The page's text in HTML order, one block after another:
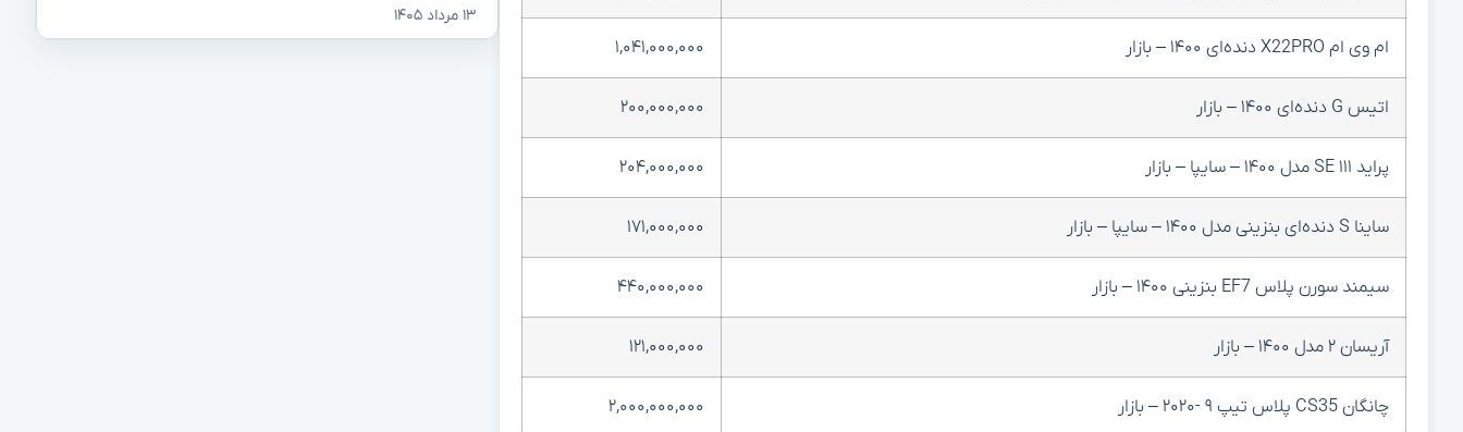
۱۳ مرداد ۱۴۰۵
ام وی ام X22PRO دنده‌ای ۱۴۰۰ – بازار ۱,۰۴۱,۰۰۰,۰۰۰
اتیس G دنده‌ای ۱۴۰۰ – بازار ۲۰۰,۰۰۰,۰۰۰
پراید SE ۱۱۱ مدل ۱۴۰۰ – سایپا – بازار ۲۰۴,۰۰۰,۰۰۰
ساینا S دنده‌ای بنزینی مدل ۱۴۰۰ – سایپا – بازار ۱۷۱,۰۰۰,۰۰۰
سیمند سورن پلاس EF7 بنزینی ۱۴۰۰ – بازار ۴۴۰,۰۰۰,۰۰۰
آریسان ۲ مدل ۱۴۰۰ – بازار ۱۲۱,۰۰۰,۰۰۰
چانگان CS35 پلاس تیپ ۹ -۲۰۲۰ – بازار ۲,۰۰۰,۰۰۰,۰۰۰